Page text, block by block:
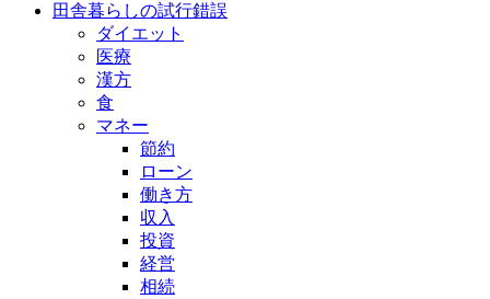
田舎暮らしの試行錯誤
ダイエット
医療
漢方
食
マネー
節約
ローン
働き方
収入
投資
経営
相続